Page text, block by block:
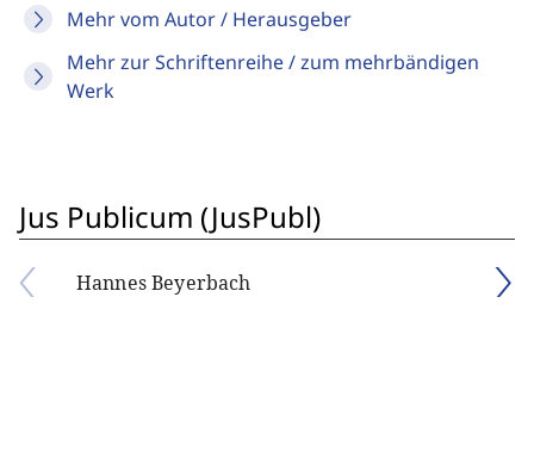
Mehr vom Autor / Herausgeber
Mehr zur Schriftenreihe / zum mehrbändigen
Werk
Jus Publicum (JusPubl)
Hannes Beyerbach